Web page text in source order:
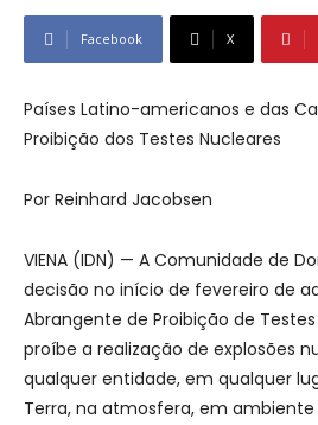
Facebook X
Países Latino-americanos e das
Proibição dos Testes Nucleares
Por Reinhard Jacobsen
VIENA (IDN) — A Comunidade de
decisão no início de fevereiro de
Abrangente de Proibição de
proíbe a realização de explosões
qualquer entidade, em qualquer
Terra, na atmosfera, em